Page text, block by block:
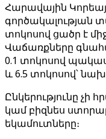
Հարավային
գործակալության
տոկոսով ցածր է
Վաճառքները
0.1 տոկոսով
և 6.5 տոկոսով՝
Ընկերությունը չի
կամ բիզնես
եկամուտները։